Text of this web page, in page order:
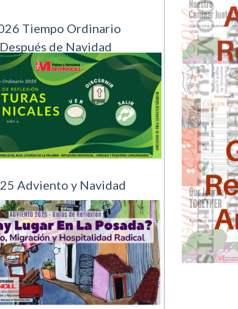
Tiempo Ordinario
Después de Navidad
Adviento y Navidad